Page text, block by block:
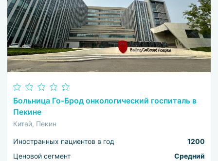
Больница Го-Брод онкологический госпиталь в
Пекине
Китай, Пекин
Иностранных пациентов в год
1200
Ценовой сегмент
Средний